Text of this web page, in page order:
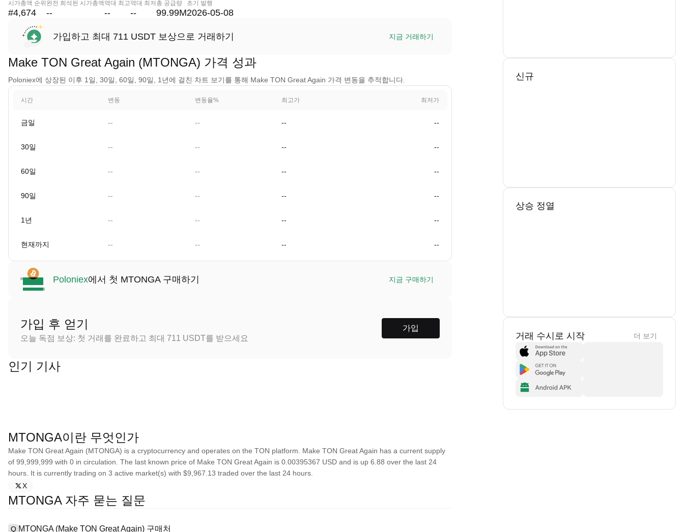
시가총액 순위
#4,674
완전 희석된 시가총액
--
역대 최고
--
역대 최저
--
총 공급량
99.99M
초기 발행
2026-05-08
가입하고 최대 711 USDT 보상으로 거래하기 지금 거래하기
Make TON Great Again (MTONGA) 가격 성과
Poloniex에 상장된 이후 1일, 30일, 60일, 90일, 1년에 걸친 차트 보기를 통해 Make TON Great Again 가격 변동을 추적합니다.
시간 변동 변동율% 최고가 최저가
금일 -- -- -- --
30일 -- -- -- --
60일 -- -- -- --
90일 -- -- -- --
1년 -- -- -- --
현재까지 -- -- -- --
Poloniex에서 첫 MTONGA 구매하기 지금 구매하기
가입 후 얻기
오늘 독점 보상: 첫 거래를 완료하고 최대 711 USDT를 받으세요
가입
인기 기사
MTONGA이란 무엇인가
Make TON Great Again (MTONGA) is a cryptocurrency and operates on the TON platform. Make TON Great Again has a current supply
of 99,999,999 with 0 in circulation. The last known price of Make TON Great Again is 0.00395367 USD and is up 6.88 over the last 24
hours. It is currently trading on 3 active market(s) with $9,967.13 traded over the last 24 hours.
X
MTONGA 자주 묻는 질문
Q MTONGA (Make TON Great Again) 구매처
신규
상승 정열
거래 수시로 시작 더 보기